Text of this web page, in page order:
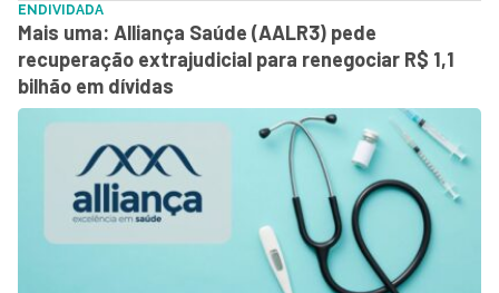
ENDIVIDADA
Mais uma: Alliança Saúde (AALR3) pede
recuperação extrajudicial para renegociar R$ 1,1
bilhão em dívidas